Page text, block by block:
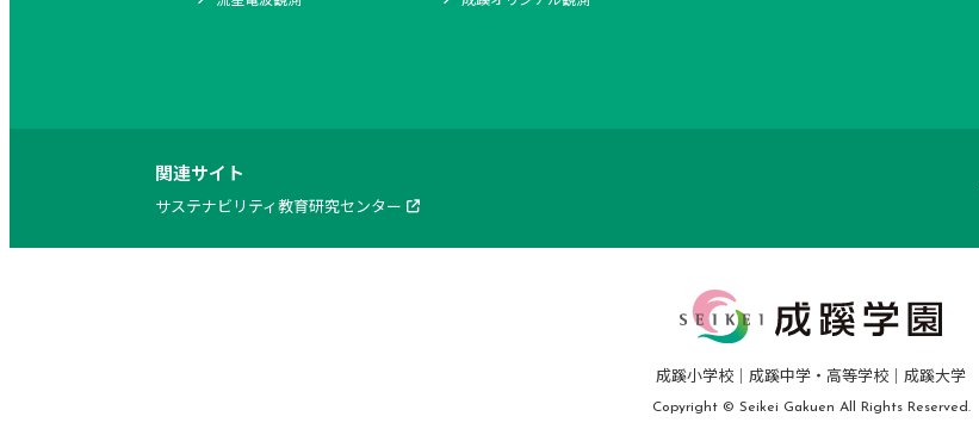
関連サイト
サステナビリティ教育研究センター
成蹊小学校 成蹊中学・高等学校 成蹊大学
Copyright © Seikei Gakuen All Rights Reserved.